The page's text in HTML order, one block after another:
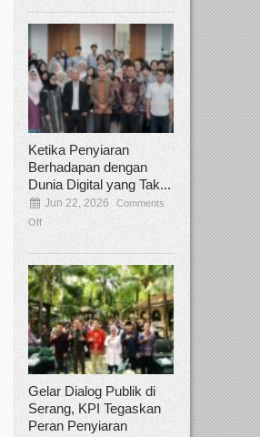
Tamee Irelly Menjadi Juri Open
Film Terbaru...
Sep 08, 2025 Comments Off
Bekasi, Broadcastmagz – Dalam upaya
talenta...
Ketika Penyiaran
Berhadapan dengan
Dunia Digital yang Tak...
Jun 22, 2026
Comments
Off
Gelar Dialog Publik di
Serang, KPI Tegaskan
Peran Penyiaran